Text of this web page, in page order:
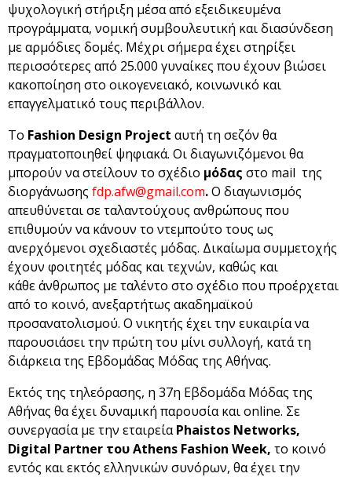
ψυχολογική στήριξη μέσα από εξειδικευμένα
προγράμματα, νομική συμβουλευτική και διασύνδεση
με αρμόδιες δομές. Μέχρι σήμερα έχει στηρίξει
περισσότερες από 25.000 γυναίκες που έχουν βιώσει
κακοποίηση στο οικογενειακό, κοινωνικό και
επαγγελματικό τους περιβάλλον.
Το Fashion Design Project αυτή τη σεζόν θα
πραγματοποιηθεί ψηφιακά. Οι διαγωνιζόμενοι θα
μπορούν να στείλουν το σχέδιο μόδας στο mail της
διοργάνωσης fdp.afw@gmail.com.Ο διαγωνισμός
απευθύνεται σε ταλαντούχους ανθρώπους που
επιθυμούν να κάνουν το ντεμπούτο τους ως
ανερχόμενοι σχεδιαστές μόδας. Δικαίωμα συμμετοχής
έχουν φοιτητές μόδας και τεχνών, καθώς και
κάθε άνθρωπος με ταλέντο στο σχέδιο που προέρχεται
από το κοινό, ανεξαρτήτως ακαδημαϊκού
προσανατολισμού. Ο νικητής έχει την ευκαιρία να
παρουσιάσει την πρώτη του μίνι συλλογή, κατά τη
διάρκεια της Εβδομάδας Μόδας της Αθήνας.
Εκτός της τηλεόρασης, η 37η Εβδομάδα Μόδας της
Αθήνας θα έχει δυναμική παρουσία και online. Σε
συνεργασία με την εταιρείαPhaistos Networks,
Digital Partner του Athens Fashion Week, το κοινό
εντός και εκτός ελληνικών συνόρων, θα έχει την